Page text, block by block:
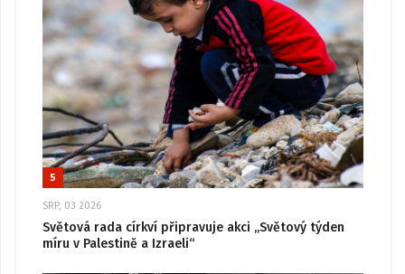
5
SRP, 03 2026
Světová rada církví připravuje akci „Světový týden
míru v Palestině a Izraeli“